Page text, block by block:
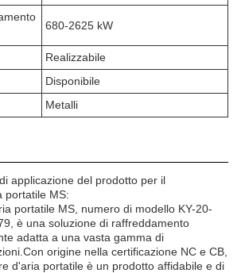
680-2625 kW
Realizzabile
Disponibile
Metalli
applicazione del prodotto per il
portatile MS:
portatile MS, numero di modello KY-20-
è una soluzione di raffreddamento
adatta a una vasta gamma di
origine nella certificazione NC e CB,
d'aria portatile è un prodotto affidabile e di